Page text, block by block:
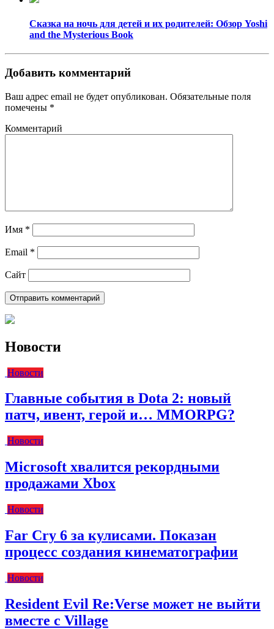
Сказка на ночь для детей и их родителей: Обзор Yoshi
and the Mysterious Book
Добавить комментарий
Ваш адрес email не будет опубликован. Обязательные поля
помечены *
Комментарий
Имя *
Email *
Сайт
Новости
Новости
Главные события в Dota 2: новый
патч, ивент, герой и… MMORPG?
Новости
Microsoft хвалится рекордными
продажами Xbox
Новости
Far Cry 6 за кулисами. Показан
процесс создания кинематографии
Новости
Resident Evil Re:Verse может не выйти
вместе с Village